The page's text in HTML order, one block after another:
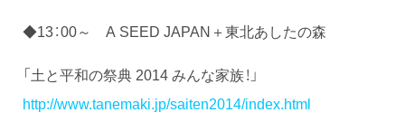
◆13：00～ A SEED JAPAN＋東北あしたの森
「土と平和の祭典 2014 みんな家族！」
http://www.tanemaki.jp/saiten2014/index.html